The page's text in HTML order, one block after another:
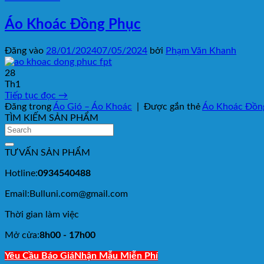
Áo Khoác Đồng Phục
Đăng vào 28/01/202407/05/2024 bởi Phạm Văn Khanh
28
Th1
Tiếp tục đọc →
Đăng trongÁo Gió – Áo Khoác Được gắn thẻÁo Khoác
TÌM KIẾM SẢN PHẨM
TƯ VẤN SẢN PHẨM
Hotline:0934540488
Email:Bulluni.com@gmail.com
Thời gian làm việc
Mở cửa:8h00 - 17h00
Yêu Cầu Báo GiáNhận Mẫu Miễn Phí